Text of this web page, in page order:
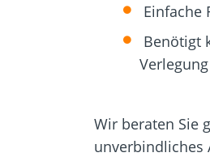
Einfache
Benötigt
Wir beraten Sie
unverbindliches